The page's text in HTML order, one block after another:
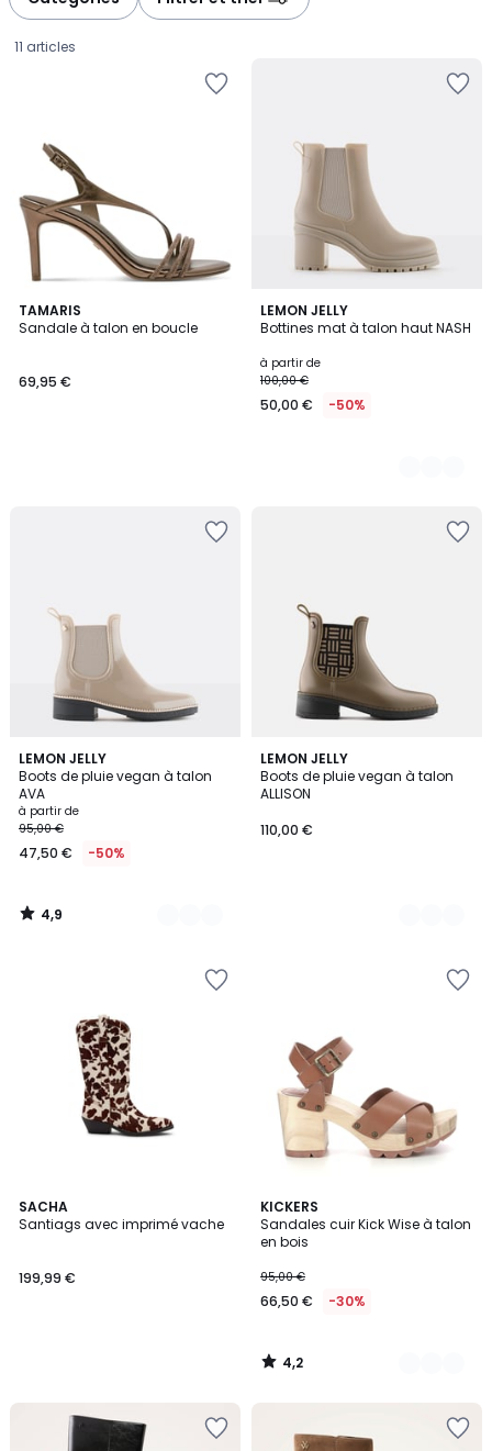
11 articles
TAMARIS
Sandale à talon en boucle
€.
69,95 €
LEMON JELLY
Bottines mat à talon haut NASH
à partir de
100,00 €
50,00 € -50%
4
Couleurs
LEMON JELLY
Boots de pluie vegan à talon
AVA
à partir de
95,00 €
47,50 € -50%
4,9
/ 5
10
Couleurs
4,9
/
LEMON JELLY
Boots de pluie vegan à talon
ALLISON
110,00 €
2
Couleurs
SACHA
Santiags avec imprimé vache
199,99 €
KICKERS
Sandales cuir Kick Wise à talon
en bois
95,00 €
66,50 € -30%
4,2
/ 5
2
Couleurs
4,2
/